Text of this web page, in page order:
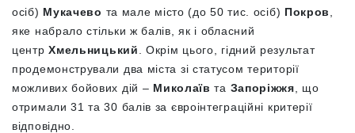
осіб) Мукачево та мале місто (до 50 тис. осіб) Покров
яке набрало стільки ж балів, як і обласний
центрХмельницький
. Окрім цього, гідний результат
продемонстрували два міста зі статусом території
можливих бойових дій – Миколаївта Запоріжжя , що
отримали 31 та 30 балів за євроінтеграційні критерії
відповідно.